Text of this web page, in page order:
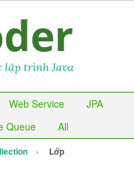
lập trình Java
Web Service
JPA
Queue All
Lớp